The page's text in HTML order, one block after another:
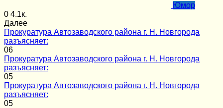
Юмор
0 4.1к.
Далее
Прокуратура Автозаводского района г. Н. Новгорода
разъясняет:
06
Прокуратура Автозаводского района г. Н. Новгорода
разъясняет:
05
Прокуратура Автозаводского района г. Н. Новгорода
разъясняет:
05